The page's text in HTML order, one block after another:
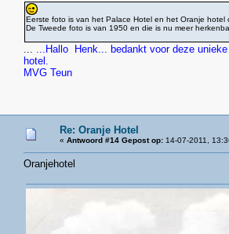
Eerste foto is van het Palace Hotel en het Oranje hotel
De Tweede foto is van 1950 en die is nu meer
... ...Hallo Henk... bedankt voor deze
hotel.
MVG Teun
Re: Oranje Hotel
« Antwoord #14 Gepost op:14-07-2011,
Oranjehotel